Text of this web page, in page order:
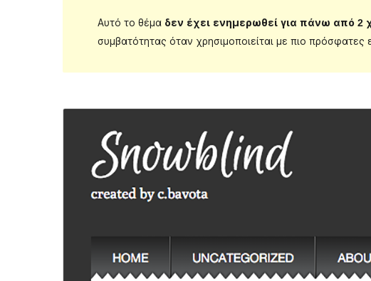
Αυτό το θέμα δεν έχει ενημερωθεί για πάνω από 2
συμβατότητας όταν χρησιμοποιείται με πιο πρόσφατες